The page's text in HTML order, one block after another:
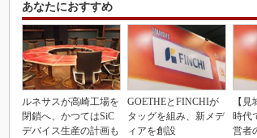
あなたにおすすめ
ルネサスが高崎工場を
閉鎖へ、かつてはSiC
デバイス生産の計画も
GOETHEとFINCHIが
タッグを組み、新メデ
ィアを創設
【
時代
営者